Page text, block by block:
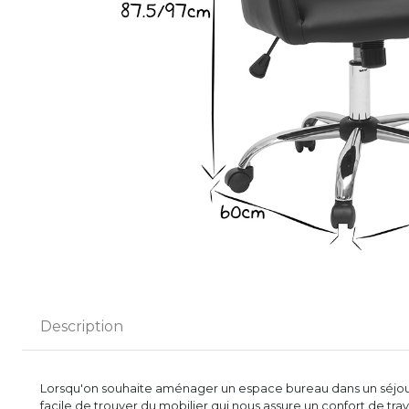
Description
Lorsqu'on souhaite aménager un espace bureau dans un
facile de trouver du mobilier qui nous assure un confort de